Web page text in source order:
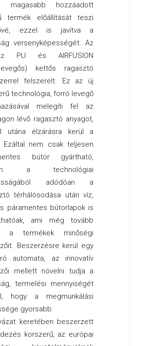
magasabb hozzáadott
termék előállítását teszi
ezzel is javítva a
versenyképességét. Az
PU és AIRFUSION
kettős ragasztó
felszerelt. Ez az új
technológia, forró levegő
melegíti fel az
lévő ragasztó anyagot,
utána élzárásra kerül a
Ezáltal nem csak teljesen
bútor gyártható,
a technológiai
adódóan a
térhálósodása után víz,
páramentes bútorlapok is
ami még tovább
a termékek minőségi
Beszerzésre kerül egy
automata, az innovatív
mellett növelni tudja a
termelési mennyiségét
hogy a megmunkálási
gyorsabb.
keretében beszerzett
korszerű, az európai